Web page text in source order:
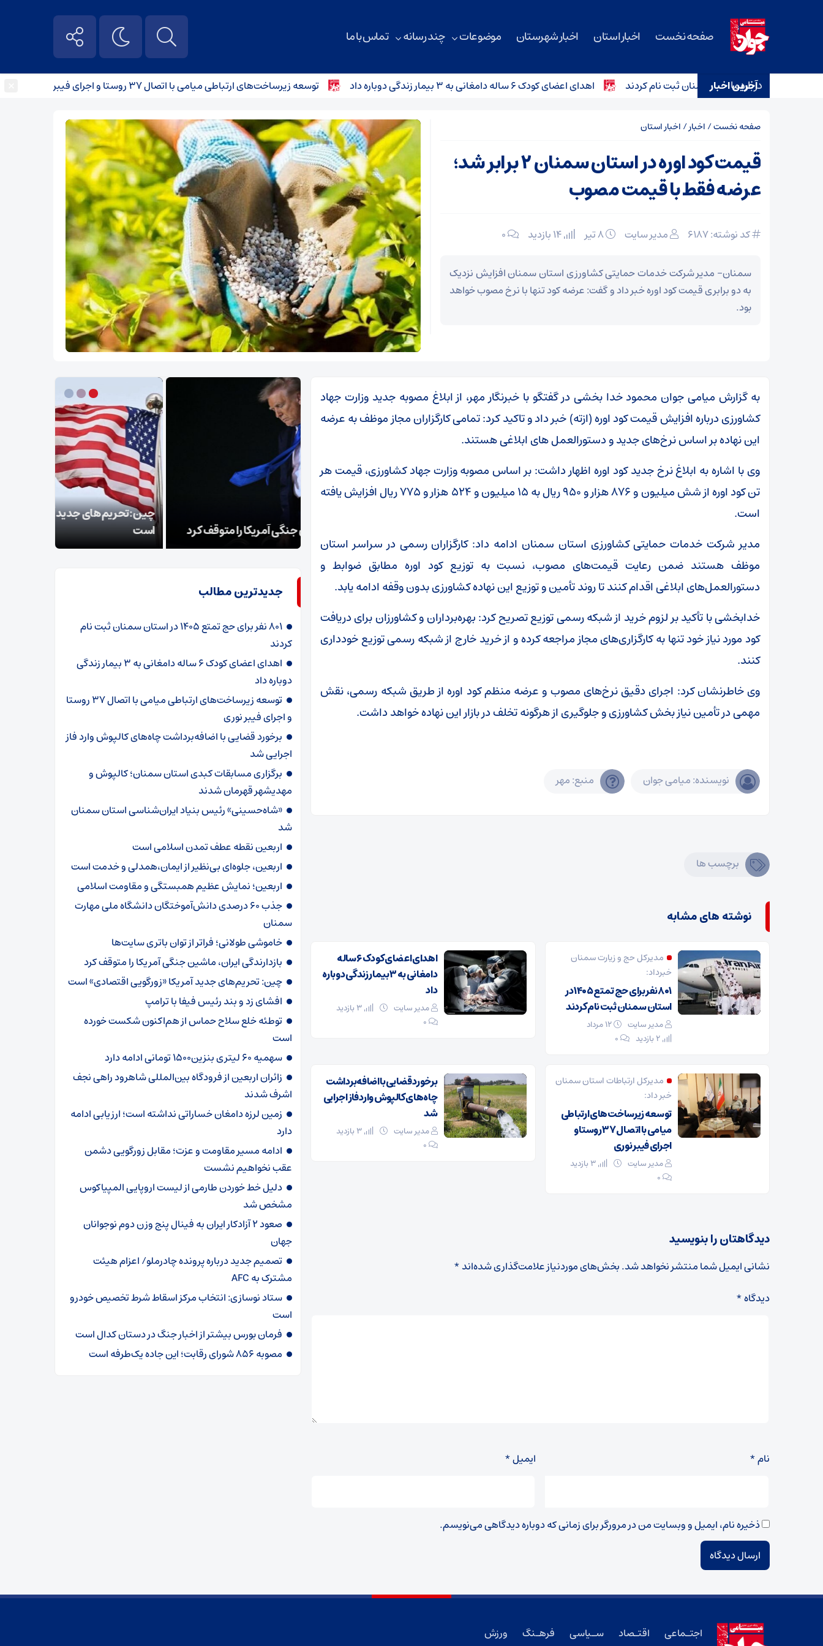
صفحه نخست اخبار استان اخبار شهرستان موضوعات چند رسانه تماس با ما
درباره ما
آخرین اخبار اهدای اعضای کودک ۶ ساله دامغانی به ۳ بیمار زندگی دوباره داد توسعه زیرساخت‌های ارتباطی میامی با اتصال ۳۷ روستا و اجرای فیبر نوری
صفحه نخست/ اخبار/ اخبار استان
قیمت کود اوره در استان سمنان ۲ برابر شد؛
عرضه فقط با قیمت مصوب
کد نوشته: 6187 مدیر سایت ۰
سمنان- مدیر شرکت خدمات حمایتی کشاورزی استان سمنان افزایش نزدیک
به دو برابری قیمت کود اوره خبر داد و گفت: عرضه کود تنها با نرخ مصوب خواهد
بود.
به گزارش میامی جوان محمود خدا بخشی در گفتگو با خبرنگار مهر، از ابلاغ مصوبه جدید وزارت جهاد
کشاورزی درباره افزایش قیمت کود اوره (ازته) خبر داد و تاکید کرد: تمامی کارگزاران مجاز موظف به عرضه
این نهاده بر اساس نرخ‌های جدید و دستورالعمل های ابلاغی هستند.
وی با اشاره به ابلاغ نرخ جدید کود اوره اظهار داشت: بر اساس مصوبه وزارت جهاد کشاورزی، قیمت هر
تن کود اوره از شش میلیون و ۸۷۶ هزار و ۹۵۰ ریال به ۱۵ میلیون و ۵۲۴ هزار و ۷۷۵ ریال افزایش یافته
است.
مدیر شرکت خدمات حمایتی کشاورزی استان سمنان ادامه داد: کارگزاران رسمی در سراسر استان
موظف هستند ضمن رعایت قیمت‌های مصوب، نسبت به توزیع کود اوره مطابق ضوابط و
دستورالعمل‌های ابلاغی اقدام کنند تا روند تأمین و توزیع این نهاده کشاورزی بدون وقفه ادامه یابد.
خدابخشی با تأکید بر لزوم خرید از شبکه رسمی توزیع تصریح کرد: بهره‌برداران و کشاورزان برای دریافت
کود مورد نیاز خود تنها به کارگزاری‌های مجاز مراجعه کرده و از خرید خارج از شبکه رسمی توزیع خودداری
کنند.
وی خاطرنشان کرد: اجرای دقیق نرخ‌های مصوب و عرضه منظم کود اوره از طریق شبکه رسمی، نقش
مهمی در تأمین نیاز بخش کشاورزی و جلوگیری از هرگونه تخلف در بازار این نهاده خواهد داشت.
نویسنده: میامی جوان منبع: مهر
برچسب ها
نوشته های مشابه
مدیرکل حج و زیارت ‌سمنان
خبرداد:
۸۰۱ نفر برای حج تمتع ۱۴۰۵ در
استان سمنان ثبت نام کردند
مدیر سایت
۰
اهدای اعضای کودک ۶ ساله
دامغانی به ۳ بیمار زندگی دوباره
داد
مدیر سایت
3 بازدید
۰
مدیرکل ارتباطات استان سمنان
خبر داد:
توسعه زیرساخت‌های ارتباطی
میامی با اتصال ۳۷ روستا و
اجرای فیبر نوری
مدیر سایت
۰
برخورد قضایی با اضافه‌برداشت
چاه‌های کالپوش وارد فاز اجرایی
شد
مدیر سایت
3 بازدید
۰
دیدگاهتان را بنویسید
نشانی ایمیل شما منتشر نخواهد شد.بخش‌های موردنیاز علامت‌گذاری شده‌اند*
دیدگاه*
نام* ایمیل*
ذخیره نام، ایمیل و وبسایت من در مرورگر برای زمانی که دوباره دیدگاهی می‌نویسم.
توطئه خلع سلاح حماس از هم‌اکنون شکست خورده
چین: تحریم‌های جدید آمریکا «زورگویی اقتصادی»
است
جدیدترین مطالب
۸۰۱ نفر برای حج تمتع ۱۴۰۵ در استان سمنان ثبت نام
کردند
اهدای اعضای کودک ۶ ساله دامغانی به ۳ بیمار زندگی
دوباره داد
توسعه زیرساخت‌های ارتباطی میامی با اتصال ۳۷ روستا
و اجرای فیبر نوری
برخورد قضایی با اضافه‌برداشت چاه‌های کالپوش وارد فاز
اجرایی شد
برگزاری مسابقات کبدی استان سمنان؛ کالپوش و
مهدیشهر قهرمان شدند
«شاه‌حسینی» رئیس بنیاد ایران‌شناسی استان سمنان
شد
اربعین نقطه عطف تمدن اسلامی است
اربعین، جلوه‌ای بی‌نظیر از ایمان،همدلی و خدمت است
اربعین؛ نمایش عظیم همبستگی و مقاومت اسلامی
جذب ۶۰ درصدی دانش‌آموختگان دانشگاه ملی مهارت
سمنان
خاموشی طولانی؛ فراتر از توان باتری سایت‌ها
بازدارندگی ایران، ماشین جنگی آمریکا را متوقف کرد
چین: تحریم‌های جدید آمریکا «زورگویی اقتصادی» است
افشای زد و بند رئیس فیفا با ترامپ
توطئه خلع سلاح حماس از هم‌اکنون شکست خورده
است
سهمیه ۶۰ لیتری بنزین۱۵۰۰ تومانی ادامه دارد
زائران اربعین از فرودگاه بین‌المللی شاهرود راهی نجف
اشرف شدند
زمین لرزه دامغان خساراتی نداشته است؛ ارزیابی ادامه
دارد
ادامه مسیر مقاومت و عزت؛ مقابل زورگویی دشمن
عقب نخواهیم نشست
دلیل خط خوردن طارمی از لیست اروپایی المپیاکوس
مشخص شد
صعود ۲ آزادکار ایران به فینال پنج وزن دوم نوجوانان
جهان
تصمیم جدید درباره پرونده چادرملو/ اعزام هیئت
مشترک به AFC
ستاد نوسازی: انتخاب مرکز اسقاط شرط تخصیص خودرو
است
فرمان بورس بیشتر از اخبار جنگ در دستان کدال است
مصوبه ۸۵۶ شورای رقابت؛ این جاده یک‌طرفه است
اجتـماعی اقتـصاد سـیاسی فرهـنگ ورزش